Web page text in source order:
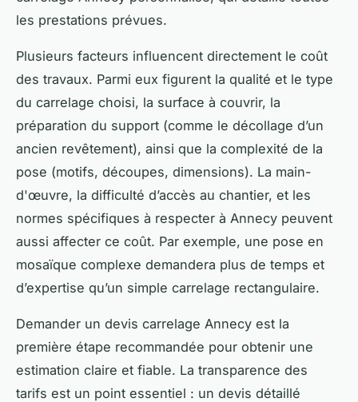
les prestations prévues.
Plusieurs facteurs influencent directement le coût
des travaux. Parmi eux figurent la qualité et le type
du carrelage choisi, la surface à couvrir, la
préparation du support (comme le décollage d’un
ancien revêtement), ainsi que la complexité de la
pose (motifs, découpes, dimensions). La main-
d'œuvre, la difficulté d’accès au chantier, et les
normes spécifiques à respecter à Annecy peuvent
aussi affecter ce coût. Par exemple, une pose en
mosaïque complexe demandera plus de temps et
d’expertise qu’un simple carrelage rectangulaire.
Demander un devis carrelage Annecy est la
première étape recommandée pour obtenir une
estimation claire et fiable. La transparence des
tarifs est un point essentiel : un devis détaillé